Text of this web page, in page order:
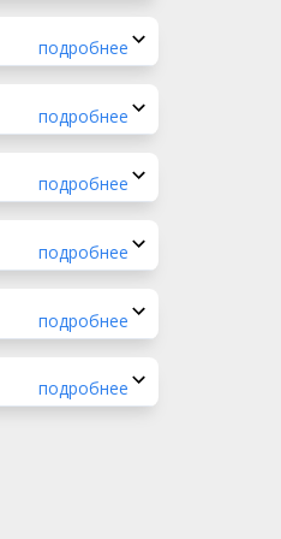
подробнее
подробнее
подробнее
подробнее
подробнее
подробнее